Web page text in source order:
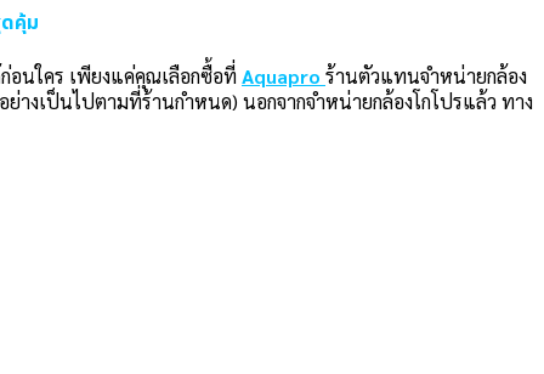
คุ้ม
อนใคร เพียงแค่คุณเลือกซื้อที่ Aquapro ร้านตัวแทนจำหน่ายกล้อง
งเป็นไปตามที่ร้านกำหนด) นอกจากจำหน่ายกล้องโกโปรแล้ว ทาง